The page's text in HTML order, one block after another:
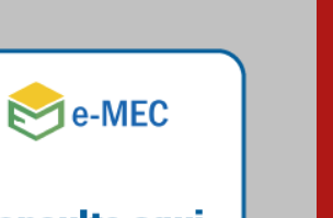
04.08.2026
Mackenzie recepciona os
calouros do segundo semestre